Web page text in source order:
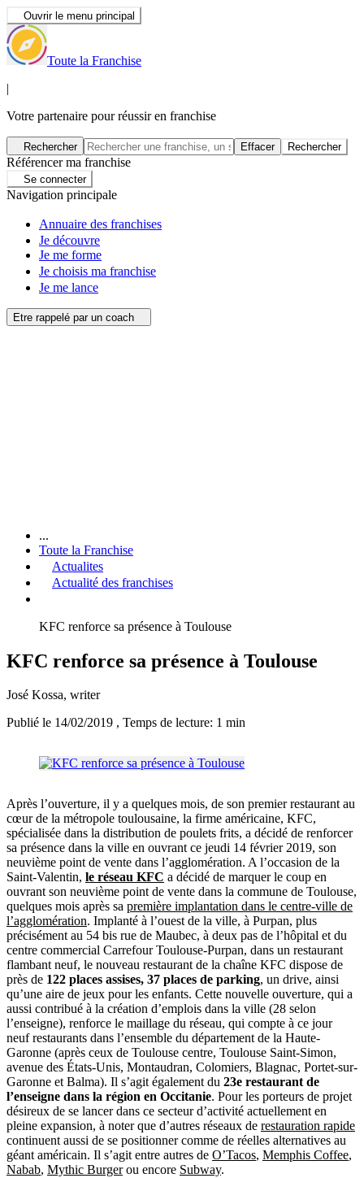
Ouvrir le menu principal
Toute la Franchise
|
Votre partenaire pour réussir en franchise
Rechercher Effacer Rechercher
Référencer ma franchise
Se connecter
Navigation principale
Annuaire des franchises
Je découvre
Je me forme
Je choisis ma franchise
Je me lance
Etre rappelé par un coach
...
Toute la Franchise
Actualites
Actualité des franchises
KFC renforce sa présence à Toulouse
KFC renforce sa présence à Toulouse
José Kossa, writer
Publié le 14/02/2019 , Temps de lecture: 1 min
Après l’ouverture, il y a quelques mois, de son premier restaurant au
cœur de la métropole toulousaine, la firme américaine, KFC,
spécialisée dans la distribution de poulets frits, a décidé de renforcer
sa présence dans la ville en ouvrant ce jeudi 14 février 2019, son
neuvième point de vente dans l’agglomération. A l’occasion de la
Saint-Valentin, le réseau KFC a décidé de marquer le coup en
ouvrant son neuvième point de vente dans la commune de Toulouse,
quelques mois après sa première implantation dans le centre-ville de
l’agglomération. Implanté à l’ouest de la ville, à Purpan, plus
précisément au 54 bis rue de Maubec, à deux pas de l’hôpital et du
centre commercial Carrefour Toulouse-Purpan, dans un restaurant
flambant neuf, le nouveau restaurant de la chaîne KFC dispose de
près de 122 places assises, 37 places de parking, un drive, ainsi
qu’une aire de jeux pour les enfants. Cette nouvelle ouverture, qui a
aussi contribué à la création d’emplois dans la ville (28 selon
l’enseigne), renforce le maillage du réseau, qui compte à ce jour
neuf restaurants dans l’ensemble du département de la Haute-
Garonne (après ceux de Toulouse centre, Toulouse Saint-Simon,
avenue des États-Unis, Montaudran, Colomiers, Blagnac, Portet-sur-
Garonne et Balma). Il s’agit également du 23e restaurant de
l’enseigne dans la région en Occitanie. Pour les porteurs de projet
désireux de se lancer dans ce secteur d’activité actuellement en
pleine expansion, à noter que d’autres réseaux de restauration rapide
continuent aussi de se positionner comme de réelles alternatives au
géant américain. Il s’agit entre autres de O’Tacos, Memphis Coffee,
Nabab, Mythic Burgerou encore Subway.